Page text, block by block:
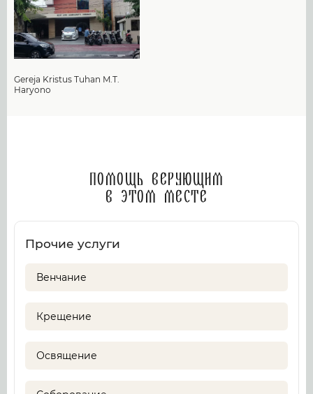
Gereja Kristus Tuhan M.T.
Haryono
Помощь верующим
в этом месте
Прочие услуги
Венчание
Крещение
Освящение